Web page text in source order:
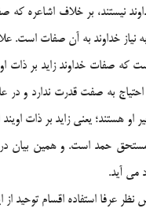
نيستند، بر خلاف اشاعره
نياز خداوند به آن صفات است.
كه صفات خداوند زايد بر ذات او
او هستند؛ يعني زايد بر ذات
حمد است. و همين بيان در
مي آيد.
نظر عرفا استفاده اقسام توحيد